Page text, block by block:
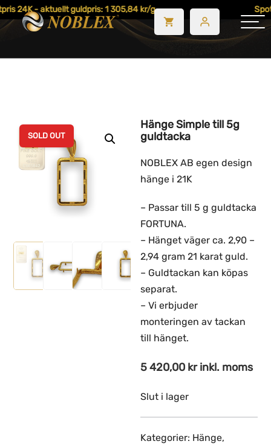
24K - aktuellt guldpris: 1 305,84 kr/g
SOLD OUT
Hänge Simple till 5g
guldtacka
NOBLEX AB egen design
hänge i 21K
– Passar till 5 g guldtacka
FORTUNA.
– Hänget väger ca. 2,90 –
2,94 gram 21 karat guld.
– Guldtackan kan köpas
separat.
– Vi erbjuder
monteringen av tackan
till hänget.
5 420,00 kr inkl. moms
Slut i lager
Kategorier: Hänge,